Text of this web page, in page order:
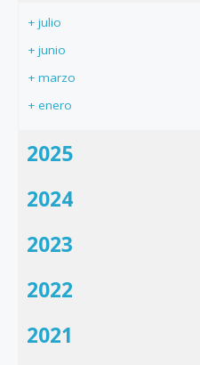
+ julio
+ junio
+ marzo
+ enero
2025
2024
2023
2022
2021